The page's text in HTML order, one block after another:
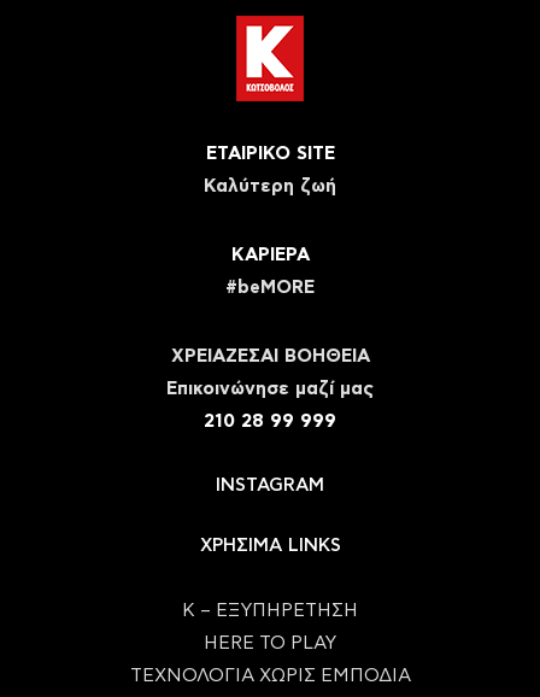
ΕΤΑΙΡΙΚΟ SITE
Καλύτερη ζωή
ΚΑΡΙΕΡΑ
#beMORE
ΧΡΕΙΑΖΕΣΑΙ ΒΟΗΘΕΙΑ
Eπικοινώνησε μαζί μας
210 28 99 999
INSTAGRAM
ΧΡΗΣΙΜΑ LINKS
Κ – ΕΞΥΠΗΡΕΤΗΣΗ
HERE TO PLAY
ΤΕΧΝΟΛΟΓΙΑ ΧΩΡΙΣ ΕΜΠΟΔΙΑ